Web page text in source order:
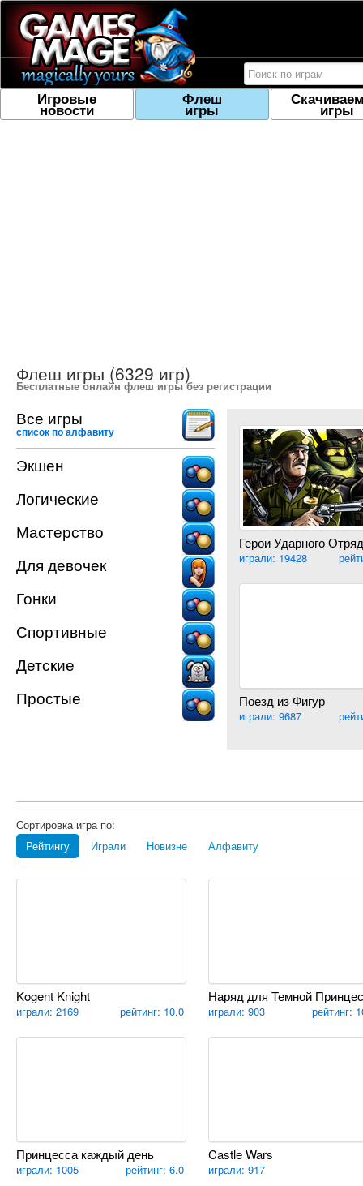
Игровые
новости
Флеш
игры игры
играли: 19428
Поезд из Фигур
играли: 9687
Флеш игры (6329 игр)
Бесплатные онлайн флеш игры без регистрации
Все игры
список по алфавиту
Экшен
Логические
Мастерство
Для девочек
Гонки
Спортивные
Детские
Простые
Сортировка игра по:
Рейтингу
Играли Новизне Алфавиту
Kogent Knight
играли: 2169 рейтинг: 10.0
Наряд для Темной
играли: 903 рейтинг:
Принцесса каждый день
играли: 1005 рейтинг: 6.0
Castle Wars
играли: 917